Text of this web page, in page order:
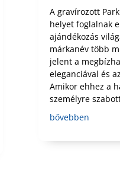
A gravírozott
helyet foglalnak
ajándékozás
márkanév több
jelent a
eleganciával és
Amikor ehhez a
személyre
bővebben